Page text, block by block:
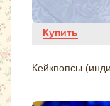
Купить
Кейкпопсы